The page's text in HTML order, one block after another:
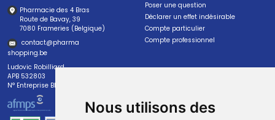
Nous utilisons des
Pharmacie des 4 Bras
Route de Bavay, 39
7080 Frameries (Belgique)
contact@pharma
shopping.be
Ludovic Robilliard
APB 532803
N° Entreprise BE0447.382.113
Poser une question
Déclarer un effet indésirable
Compte particulier
Compte professionnel